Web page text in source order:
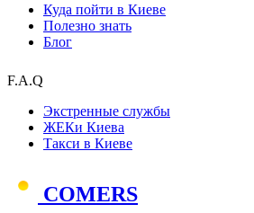
Куда пойти в Киеве
Полезно знать
Блог
F.A.Q
Экстренные службы
ЖЕКи Киева
Такси в Киеве
COMERS